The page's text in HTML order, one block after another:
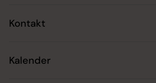
Kontakt
Kalender